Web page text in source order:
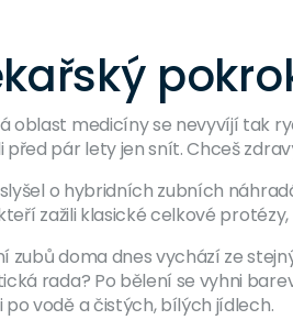
oblast medicíny se nevyvíjí tak
před pár lety jen snít. Chceš
slyšel o hybridních zubních
zažili klasické celkové
zubů doma dnes vychází ze
rada? Po bělení se vyhni
po vodě a čistých, bílých jídlech.